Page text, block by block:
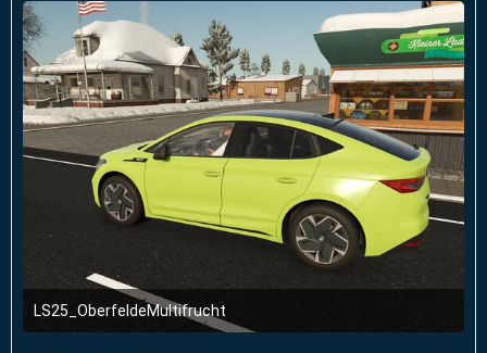
LS25_OberfeldeMultifrucht
2. Januar 2026 um 23:51